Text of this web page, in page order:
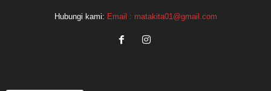
Hubungi kami: Email : matakita01@gmail.com